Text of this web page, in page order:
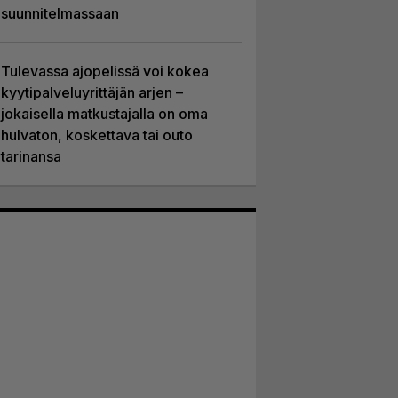
suunnitelmassaan
Tulevassa ajopelissä voi kokea
kyytipalveluyrittäjän arjen –
jokaisella matkustajalla on oma
hulvaton, koskettava tai outo
tarinansa